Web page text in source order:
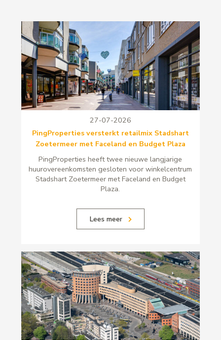
27-07-2026
PingProperties versterkt retailmix Stadshart
Zoetermeer met Faceland en Budget Plaza
PingProperties heeft twee nieuwe langjarige
huurovereenkomsten gesloten voor winkelcentrum
Stadshart Zoetermeer met Faceland en Budget
Plaza.
Lees meer